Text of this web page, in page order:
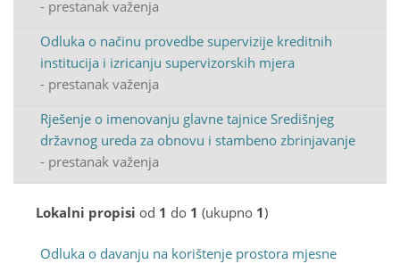
- prestanak važenja
Odluka o načinu provedbe supervizije kreditnih
institucija i izricanju supervizorskih mjera
- prestanak važenja
Rješenje o imenovanju glavne tajnice Središnjeg
državnog ureda za obnovu i stambeno zbrinjavanje
- prestanak važenja
Lokalni propisi od 1 do 1 (ukupno 1)
Odluka o davanju na korištenje prostora mjesne